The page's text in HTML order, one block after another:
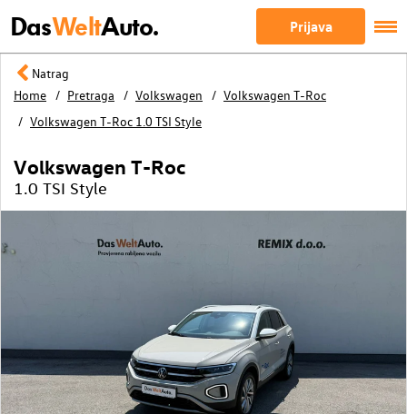
DasWeltAuto. Prijava
Natrag
Home
Pretraga Volkswagen
Volkswagen T-Roc
Volkswagen T-Roc 1.0 TSI Style
Volkswagen T-Roc
1.0 TSI Style